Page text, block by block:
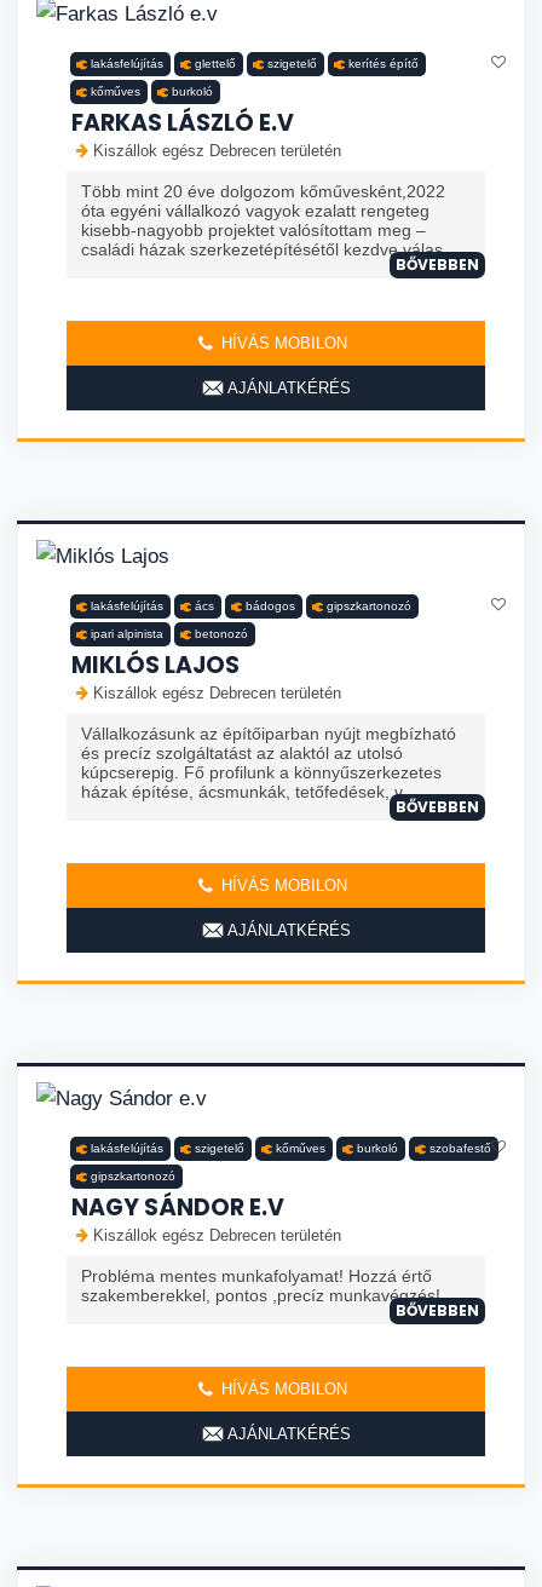
lakásfelújítás glettelő szigetelő kerítés építő
kőműves burkoló
FARKAS LÁSZLÓ E.V
Kiszállok egész Debrecen területén
Több mint 20 éve dolgozom kőművesként,2022
óta egyéni vállalkozó vagyok ezalatt rengeteg
kisebb-nagyobb projektet valósítottam meg –
családi házak szerkezetépítésétől kezdve válas...
BŐVEBBEN
HÍVÁS MOBILON
AJÁNLATKÉRÉS
lakásfelújítás ács bádogos gipszkartonozó
ipari alpinista betonozó
MIKLÓS LAJOS
Kiszállok egész Debrecen területén
Vállalkozásunk az építőiparban nyújt megbízható
és precíz szolgáltatást az alaktól az utolsó
kúpcserepig. Fő profilunk a könnyűszerkezetes
házak építése, ácsmunkák, tetőfedések, v...
BŐVEBBEN
HÍVÁS MOBILON
AJÁNLATKÉRÉS
lakásfelújítás szigetelő kőműves burkoló szobafestő
gipszkartonozó
NAGY SÁNDOR E.V
Kiszállok egész Debrecen területén
Probléma mentes munkafolyamat! Hozzá értő
szakemberekkel, pontos ,precíz munkavégzés!
BŐVEBBEN
HÍVÁS MOBILON
AJÁNLATKÉRÉS